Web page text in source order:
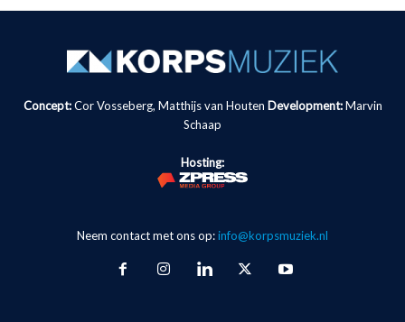
Concept:Cor Vosseberg, Matthijs van Houten Development: Marvin
Schaap
Hosting:
Neem contact met ons op:info@korpsmuziek.nl